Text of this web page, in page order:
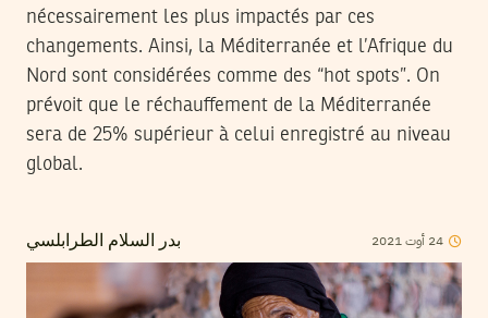
nécessairement les plus impactés par ces
changements. Ainsi, la Méditerranée et l’Afrique du
Nord sont considérées comme des “hot spots”. On
prévoit que le réchauffement de la Méditerranée
sera de 25% supérieur à celui enregistré au niveau
global.
بدر السلام الطرابلسي 24 أوت2021